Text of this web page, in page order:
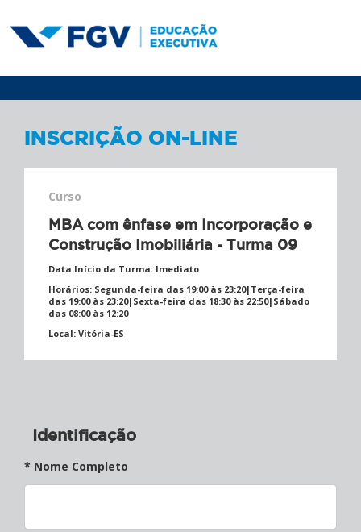
INSCRIÇÃO ON-LINE
Curso
MBA com ênfase em Incorporação e
Construção Imobiliária - Turma 09
Data Início da Turma: Imediato
Horários: Segunda-feira das 19:00 às 23:20|Terça-feira
das 19:00 às 23:20|Sexta-feira das 18:30 às 22:50|Sábado
das 08:00 às 12:20
Local: Vitória-ES
Identificação
* Nome Completo